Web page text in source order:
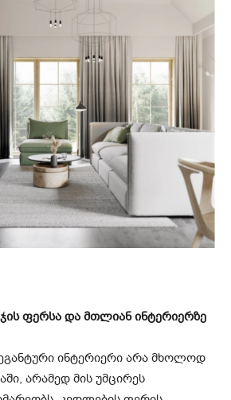
ფერსა და მთლიან ინტერიერზე
ინტერიერი არა მხოლოდ
არამედ მის უმცირეს